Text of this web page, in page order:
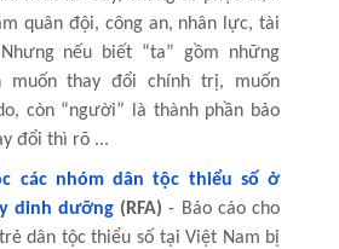
quân đội, công an, nhân lực, tài
nếu biết “ta” gồm những
muốn thay đổi chính trị, muốn
còn “người” là thành phần bảo
đổi thì rõ ...
các nhóm dân tộc thiểu số ở
dinh dưỡng (RFA) - Báo cáo cho
dân tộc thiểu số tại Việt Nam bị